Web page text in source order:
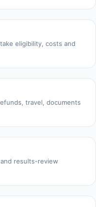
eligibility, costs and
travel, documents
results-review